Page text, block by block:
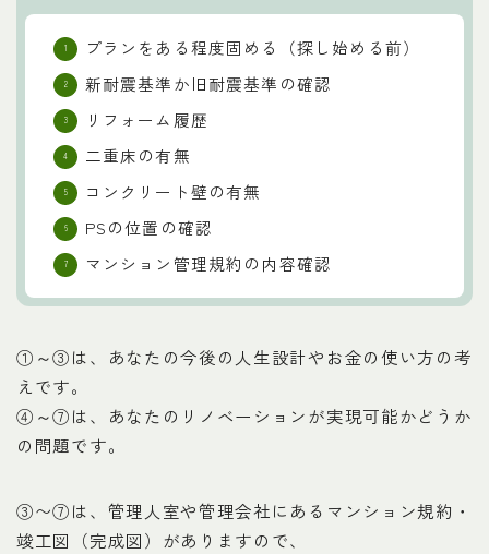
プランをある程度固める（探し始める前）
新耐震基準か旧耐震基準の確認
リフォーム履歴
二重床の有無
コンクリート壁の有無
PSの位置の確認
マンション管理規約の内容確認
①～③は、あなたの今後の人生設計やお金の使い方の考
えです。
④～⑦は、あなたのリノベーションが実現可能かどうか
の問題です。
③〜⑦は、管理人室や管理会社にあるマンション規約・
竣工図（完成図）がありますので、